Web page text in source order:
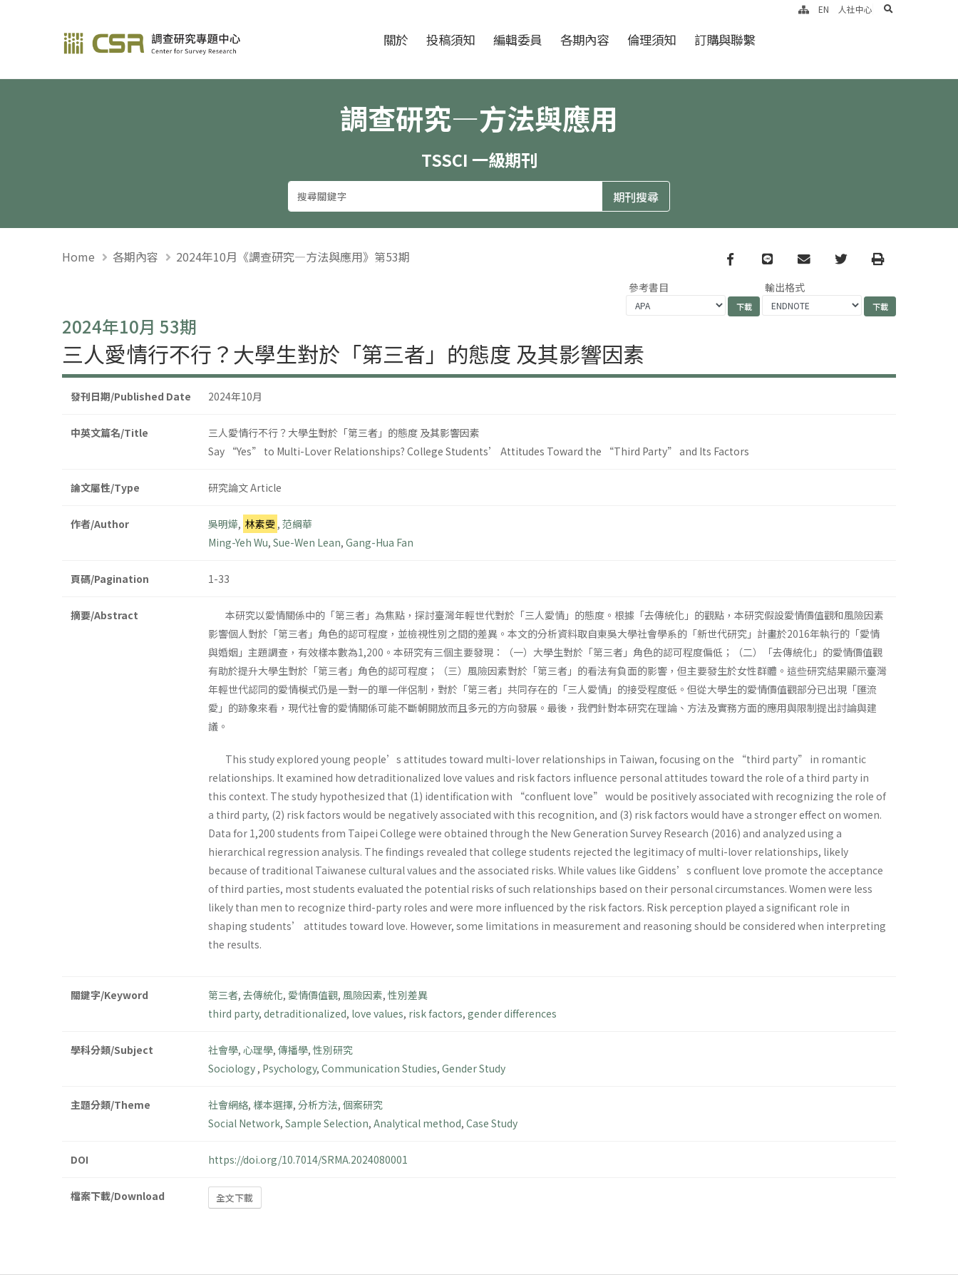
調查研究—方法與應用期刊 關於 投稿須知 編輯委員 各期內容 倫理須知 訂購與聯繫
EN 人社中心 search
調查研究—方法與應用
TSSCI 一級期刊
Home 各期內容 2024年10月《調查研究—方法與應用》第53期 Facebook
line email TwitterPrint
參考書目 輸出格式
2024年10月 53期
三人愛情行不行？大學生對於「第三者」的態度 及其影響因素
發刊日期/Published Date 2024年10月
中英文篇名/Title
三人愛情行不行？大學生對於「第三者」的態度 及其影響因素
Say “Yes” to Multi-Lover Relationships? College Students’ Attitudes Toward the “Third Party” and Its Factors
論文屬性/Type 研究論文 Article
作者/Author 吳明燁, 林素雯 , 范綱華
Ming-Yeh Wu, Sue-Wen Lean, Gang-Hua Fan
頁碼/Pagination 1-33
摘要/Abstract
本研究以愛情關係中的「第三者」為焦點，探討臺灣年輕世代對於「三人愛情」的態度。根據「去傳統化」的觀點，本研究假設愛情價值觀和風險因素
影響個人對於「第三者」角色的認可程度，並檢視性別之間的差異。本文的分析資料取自東吳大學社會學系的「新世代研究」計畫於2016年執行的「愛情
與婚姻」主題調查，有效樣本數為1,200。本研究有三個主要發現：（一）大學生對於「第三者」角色的認可程度偏低；（二）「去傳統化」的愛情價值觀
有助於提升大學生對於「第三者」角色的認可程度；（三）風險因素對於「第三者」的看法有負面的影響，但主要發生於女性群體。這些研究結果顯示臺灣
年輕世代認同的愛情模式仍是一對一的單一伴侶制，對於「第三者」共同存在的「三人愛情」的接受程度低。但從大學生的愛情價值觀部分已出現「匯流
愛」的跡象來看，現代社會的愛情關係可能不斷朝開放而且多元的方向發展。最後，我們針對本研究在理論、方法及實務方面的應用與限制提出討論與建
議。
This study explored young people’s attitudes toward multi-lover relationships in Taiwan, focusing on the “third party” in romantic
relationships. It examined how detraditionalized love values and risk factors influence personal attitudes toward the role of a third party in
this context. The study hypothesized that (1) identification with “confluent love” would be positively associated with recognizing the role of
a third party, (2) risk factors would be negatively associated with this recognition, and (3) risk factors would have a stronger effect on women.
Data for 1,200 students from Taipei College were obtained through the New Generation Survey Research (2016) and analyzed using a
hierarchical regression analysis. The findings revealed that college students rejected the legitimacy of multi-lover relationships, likely
because of traditional Taiwanese cultural values and the associated risks. While values like Giddens’s confluent love promote the acceptance
of third parties, most students evaluated the potential risks of such relationships based on their personal circumstances. Women were less
likely than men to recognize third-party roles and were more influenced by the risk factors. Risk perception played a significant role in
shaping students’ attitudes toward love. However, some limitations in measurement and reasoning should be considered when interpreting
the results.
關鍵字/Keyword 第三者, 去傳統化, 愛情價值觀, 風險因素, 性別差異
third party, detraditionalized, love values, risk factors, gender differences
學科分類/Subject 社會學, 心理學, 傳播學, 性別研究
Sociology , Psychology, Communication Studies, Gender Study
主題分類/Theme 社會網絡, 樣本選擇, 分析方法, 個案研究
Social Network, Sample Selection, Analytical method, Case Study
DOI https://doi.org/10.7014/SRMA.2024080001
檔案下載/Download 全文下載